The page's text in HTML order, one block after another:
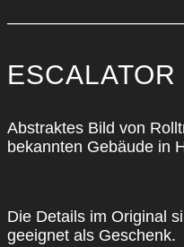
ESCALA­TOR
Abs­trak­tes Bild von
bekann­ten Gebäu­de in
Die Details im Ori­gi­nal
geeig­net als Geschenk.